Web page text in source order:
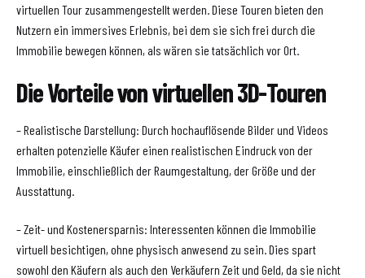
virtuellen Tour zusammengestellt werden. Diese Touren bieten den
Nutzern ein immersives Erlebnis, bei dem sie sich frei durch die
Immobilie bewegen können, als wären sie tatsächlich vor Ort.
Die Vorteile von virtuellen 3D-Touren
– Realistische Darstellung: Durch hochauflösende Bilder und Videos
erhalten potenzielle Käufer einen realistischen Eindruck von der
Immobilie, einschließlich der Raumgestaltung, der Größe und der
Ausstattung.
– Zeit- und Kostenersparnis: Interessenten können die Immobilie
virtuell besichtigen, ohne physisch anwesend zu sein. Dies spart
sowohl den Käufern als auch den Verkäufern Zeit und Geld, da sie nicht